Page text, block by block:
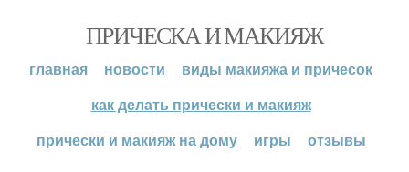
ПРИЧЕСКА И МАКИЯЖ
главная новости
виды макияжа и причесок
как делать прически и макияж
прически и макияж на дому
игры отзывы